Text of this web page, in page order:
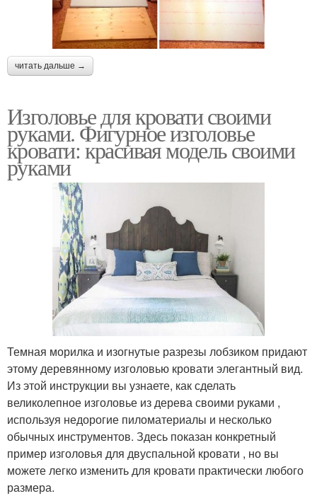
читать дальше →
Изголовье для кровати своими
руками. Фигурное изголовье
кровати: красивая модель своими
руками
Темная морилка и изогнутые разрезы лобзиком придают
этому деревянному изголовью кровати элегантный вид.
Из этой инструкции вы узнаете, как сделать
великолепное изголовье из дерева своими руками ,
используя недорогие пиломатериалы и несколько
обычных инструментов. Здесь показан конкретный
пример изголовья для двуспальной кровати , но вы
можете легко изменить для кровати практически любого
размера.